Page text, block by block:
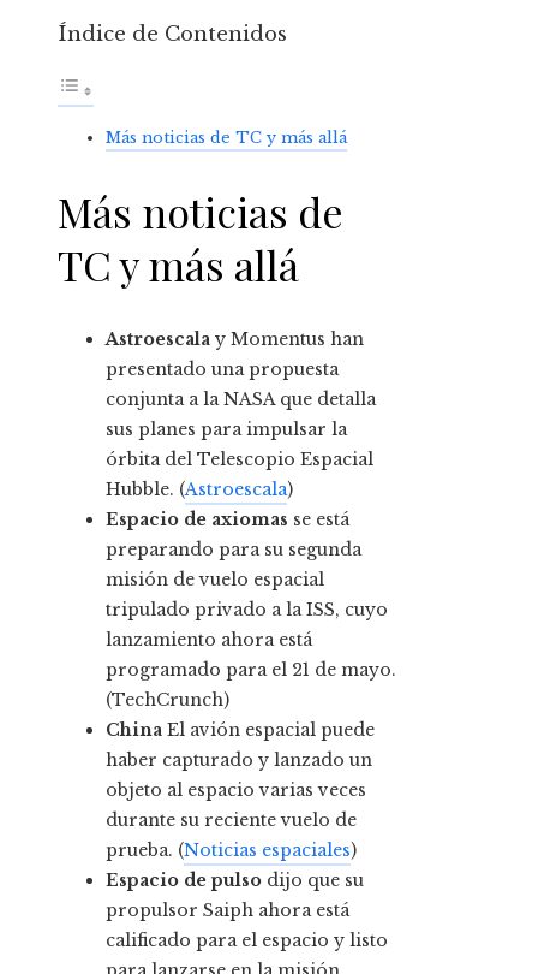
Índice de Contenidos
Más noticias de TC y más allá
Más noticias de
TC y más allá
Astroescala y Momentus han
presentado una propuesta
conjunta a la NASA que detalla
sus planes para impulsar la
órbita del Telescopio Espacial
Hubble. (Astroescala)
Espacio de axiomas se está
preparando para su segunda
misión de vuelo espacial
tripulado privado a la ISS, cuyo
lanzamiento ahora está
programado para el 21 de mayo.
(TechCrunch)
China El avión espacial puede
haber capturado y lanzado un
objeto al espacio varias veces
durante su reciente vuelo de
prueba. (Noticias espaciales)
Espacio de pulso dijo que su
propulsor Saiph ahora está
calificado para el espacio y listo